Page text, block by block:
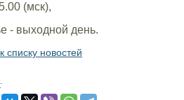
(мск),
- выходной день.
списку новостей